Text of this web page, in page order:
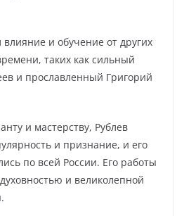
влияние и обучение от других
таких как сильный
и прославленный Григорий
и мастерству, Рублев
и признание, и его
по всей России. Его работы
и великолепной